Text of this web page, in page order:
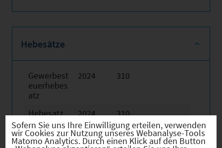
Hebesätze
Gewerbest
euerhebes
atz
2024 310
Hebesatz
der
Grundsteu
er B
2024 310
Sofern Sie uns Ihre Einwilligung erteilen, verwenden
wir Cookies zur Nutzung unseres Webanalyse-Tools
Matomo Analytics. Durch einen Klick auf den Button